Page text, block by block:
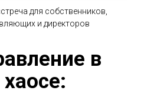
в
хаосе:
для собственников,
и директоров